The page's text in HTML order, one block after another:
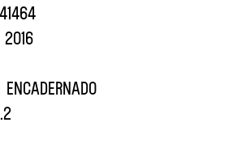
2016
ENCADERNADO